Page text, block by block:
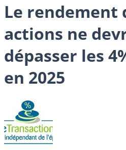
Le rendement
actions ne
dépasser les
en 2025